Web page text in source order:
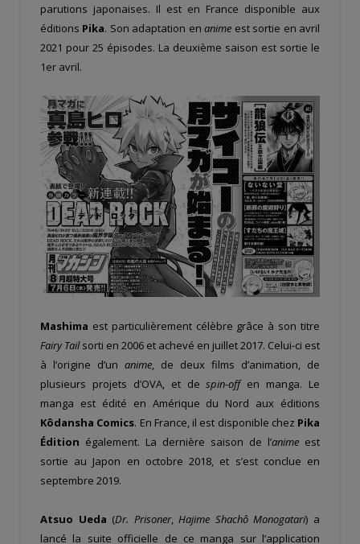
parutions japonaises. Il est en France disponible aux
éditions Pika. Son adaptation enanime est sortie en avril
2021 pour 25 épisodes. La deuxième saison est sortie le
1er avril.
Mashima est particulièrement célèbre grâce à son titre
Fairy Tailsorti en 2006 et achevé en juillet 2017. Celui-ci est
à l’origine d’un anime, de deux films d’animation, de
plusieurs projets d’OVA, et despin-offen manga. Le
manga est édité en Amérique du Nord aux éditions
Kôdansha Comics. En France, il est disponible chez Pika
Édition également. La dernière saison de l’anime est
sortie au Japon en octobre 2018, et s’est conclue en
septembre 2019.
Atsuo Ueda (Dr. Prisoner,Hajime Shachô Monogatari) a
lancé la suite officielle de ce manga sur l’application